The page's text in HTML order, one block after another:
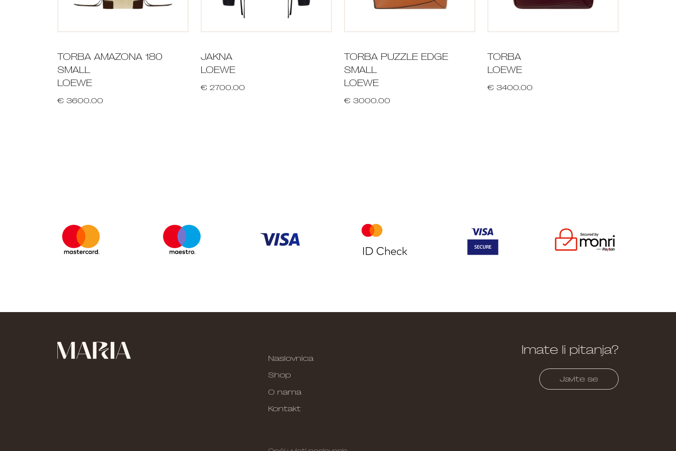
TORBA AMAZONA 180
SMALL
LOEWE
€ 3600.00
JAKNA
LOEWE
€ 2700.00
TORBA PUZZLE EDGE
SMALL
LOEWE
€ 3000.00
TORBA
LOEWE
€ 3400.00
Naslovnica
Shop
O nama
Kontakt
Imate li pitanja?
Javite se